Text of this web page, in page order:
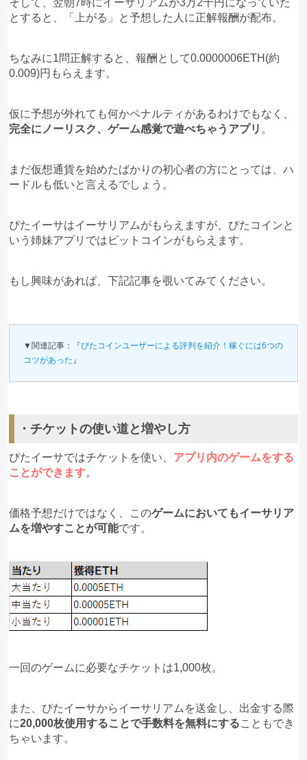
そして、翌朝7時にイーサリアムが3万2千円になっていた
とすると、「上がる」と予想した人に正解報酬が配布。
ちなみに1問正解すると、報酬として0.0000006ETH(約
0.009)円もらえます。
仮に予想が外れても何かペナルティがあるわけでもなく、
完全にノーリスク、ゲーム感覚で遊べちゃうアプリ 。
まだ仮想通貨を始めたばかりの初心者の方にとっては、ハ
ードルも低いと言えるでしょう。
ぴたイーサはイーサリアムがもらえますが、ぴたコインと
いう姉妹アプリではビットコインがもらえます。
もし興味があれば、下記記事を覗いてみてください。
▼関連記事：『ぴたコインユーザーによる評判を紹介！稼ぐには6つの
コツがあった』
・チケットの使い道と増やし方
ぴたイーサではチケットを使い、 アプリ内のゲームをする
ことができます。
価格予想だけではなく、このゲームにおいてもイーサリア
ムを増やすことが可能です。
一回のゲームに必要なチケットは1,000枚。
また、ぴたイーサからイーサリアムを送金し、出金する際
に20,000枚使用することで手数料を無料にすることもでき
ちゃいます。